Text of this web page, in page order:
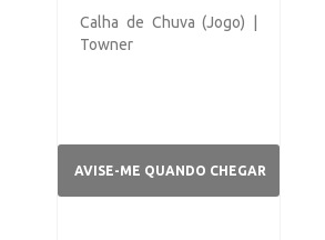
Calha de Chuva (Jogo) |
Towner
AVISE-ME QUANDO CHEGAR